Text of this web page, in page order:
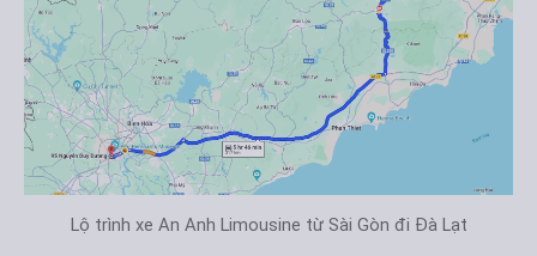
Lộ trình xe An Anh Limousine từ Sài Gòn đi Đà Lạt